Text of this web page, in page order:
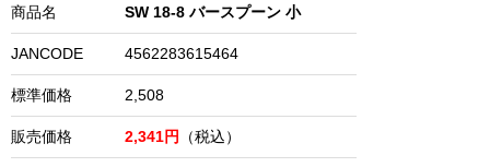
商品名 SW 18-8 バースプーン 小
JANCODE 4562283615464
標準価格 2,508
販売価格 2,341円 （税込）